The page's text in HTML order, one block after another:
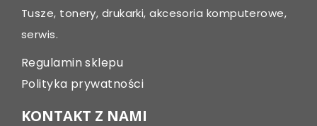
Tusze, tonery, drukarki, akcesoria komputerowe,
serwis.
Regulamin sklepu
Polityka prywatności
KONTAKT Z NAMI